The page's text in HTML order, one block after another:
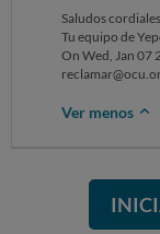
Saludos
Tu equipo de
On Wed, Jan 07
Ver menos